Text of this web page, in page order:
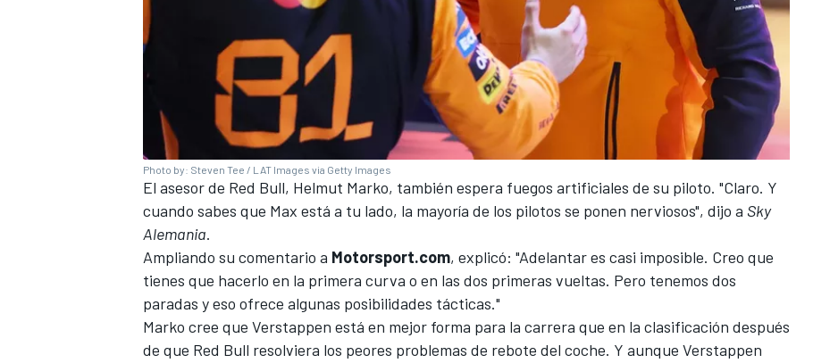
Photo by: Steven Tee / LAT Images via Getty Images
El asesor de Red Bull, Helmut Marko, también espera fuegos artificiales de su piloto. "Claro. Y
cuando sabes que Max está a tu lado, la mayoría de los pilotos se ponen nerviosos", dijo a Sky
Alemania.
Ampliando su comentario a Motorsport.com, explicó: "Adelantar es casi imposible. Creo que
tienes que hacerlo en la primera curva o en las dos primeras vueltas. Pero tenemos dos
paradas y eso ofrece algunas posibilidades tácticas."
Marko cree que Verstappen está en mejor forma para la carrera que en la clasificación después
de que Red Bull resolviera los peores problemas de rebote del coche. Y aunque Verstappen